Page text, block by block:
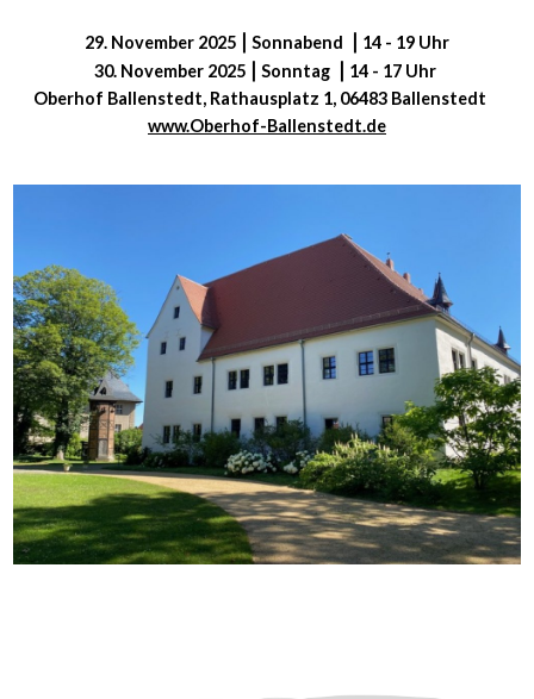
29. November 2025 Sonnabend
14 - 19 Uhr
30. November 2025
Sonntag
14 - 17 Uhr
Oberhof Ballenstedt, Rathausplatz 1, 06483 Ballenstedt
www.Oberhof-Ballenstedt.de